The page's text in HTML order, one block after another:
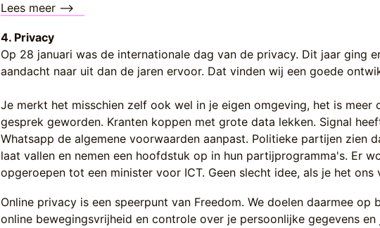
Lees meer -->
4. Privacy
Op 28 januari was de internationale dag van de privacy. Dit jaar ging
aandacht naar uit dan de jaren ervoor. Dat vinden wij een goede
Je merkt het misschien zelf ook wel in je eigen omgeving, het is meer
gesprek geworden. Kranten koppen met grote data lekken. Signal
Whatsapp de algemene voorwaarden aanpast. Politieke partijen zien
laat vallen en nemen een hoofdstuk op in hun partijprogramma's. Er
opgeroepen tot een minister voor ICT. Geen slecht idee, als je het ons
Online privacy is een speerpunt van Freedom. We doelen daarmee op
online bewegingsvrijheid en controle over je persoonlijke gegevens